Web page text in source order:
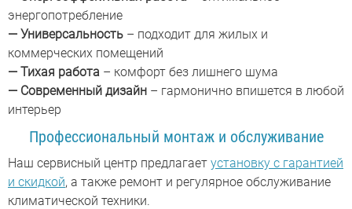
энергопотребление
— Универсальность – подходит для жилых и
коммерческих помещений
— Тихая работа – комфорт без лишнего шума
— Современный дизайн – гармонично впишется в любой
интерьер
Профессиональный монтаж и обслуживание
Наш сервисный центр предлагает установку с гарантией
и скидкой, а также ремонт и регулярное обслуживание
климатической техники.